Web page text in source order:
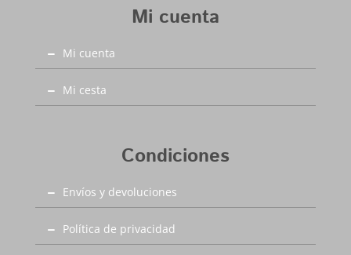
desde la talla 34 a la 41. En Capitán Malaspina
Mi cuenta
Mi cuenta
Mi cesta
Condiciones
Envíos y devoluciones
Política de privacidad